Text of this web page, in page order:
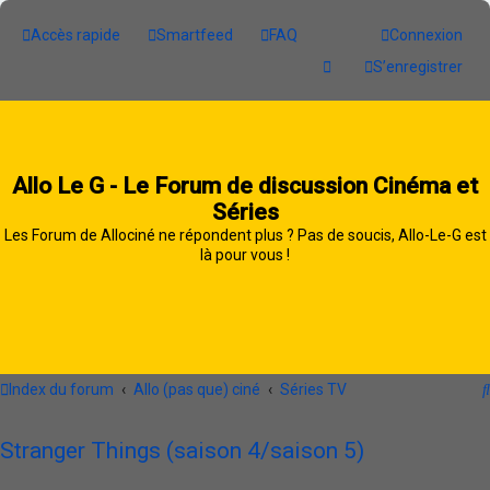
Accès rapide Smartfeed FAQ
Connexion
S’enregistrer
Allo Le G - Le Forum de discussion Cinéma et
Séries
Les Forum de Allociné ne répondent plus ? Pas de soucis, Allo-Le-G est
là pour vous !
Index du forum Allo (pas que) ciné Séries TV
Stranger Things (saison 4/saison 5)